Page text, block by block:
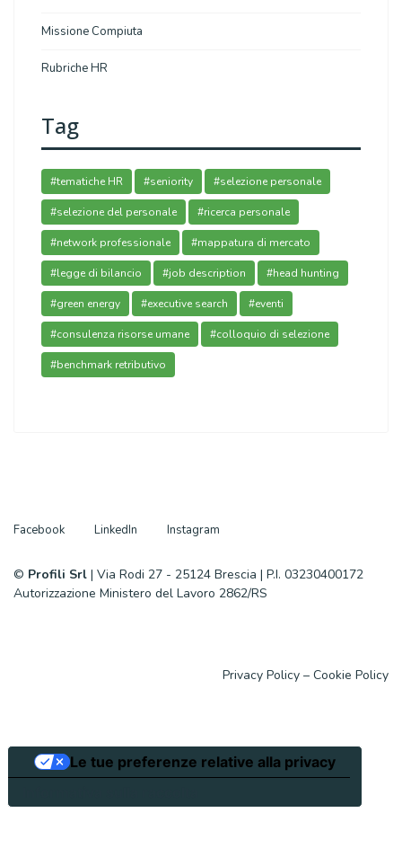
Missione Compiuta
Rubriche HR
Tag
#tematiche HR #seniority #selezione personale
#selezione del personale #ricerca personale
#network professionale #mappatura di mercato
#legge di bilancio #job description #head hunting
#green energy #executive search #eventi
#consulenza risorse umane #colloquio di selezione
#benchmark retributivo
Facebook LinkedIn Instagram
© Profili Srl | Via Rodi 27 - 25124 Brescia | P.I. 03230400172
Autorizzazione Ministero del Lavoro 2862/RS
Privacy Policy – Cookie Policy
Le tue preferenze relative alla privacy